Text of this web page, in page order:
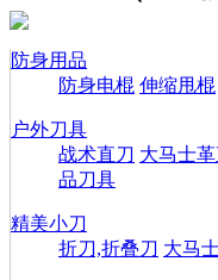
防身用品
防身电棍 伸缩甩棍
户外刀具
战术直刀 大马士
品刀具
精美小刀
折刀,折叠刀 大马